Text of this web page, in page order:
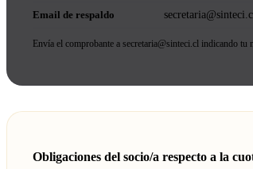
Email de respaldo secretaria@sinteci.cl
Envía el comprobante a secretaria@sinteci.cl indicando tu
Obligaciones del socio/a respecto a la